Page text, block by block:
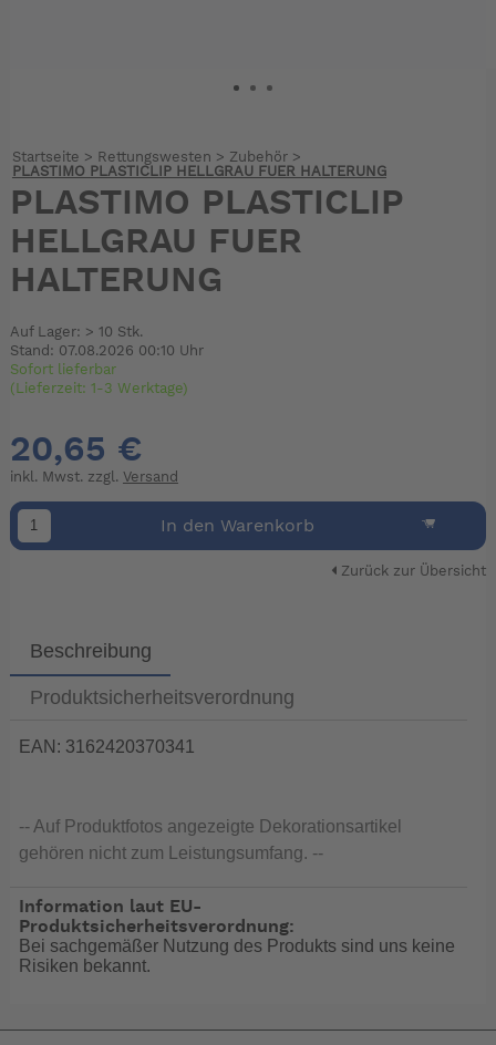
Startseite > Rettungswesten > Zubehör>
PLASTIMO PLASTICLIP HELLGRAU FUER HALTERUNG
PLASTIMO PLASTICLIP
HELLGRAU FUER
HALTERUNG
Auf Lager: > 10 Stk.
Stand: 07.08.2026 00:10 Uhr
Sofort lieferbar
(Lieferzeit: 1-3 Werktage)
20,65 €
inkl. Mwst. zzgl. Versand
In den Warenkorb
Zurück zur Übersicht
Beschreibung
Produktsicherheitsverordnung
EAN: 3162420370341
-- Auf Produktfotos angezeigte Dekorationsartikel
gehören nicht zum Leistungsumfang. --
Information laut EU-
Produktsicherheitsverordnung:
Bei sachgemäßer Nutzung des Produkts sind uns keine
Risiken bekannt.